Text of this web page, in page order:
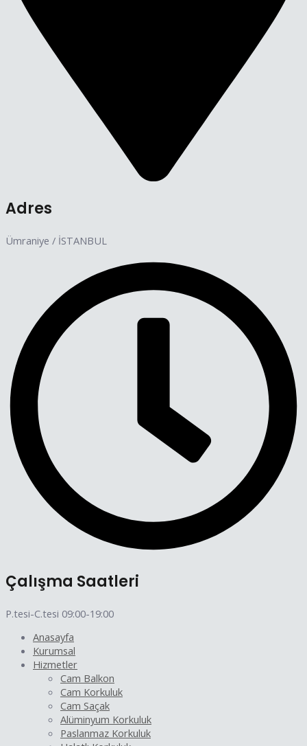
Adres
Ümraniye / İSTANBUL
Çalışma Saatleri
P.tesi-C.tesi 09:00-19:00
Anasayfa
Kurumsal
Hizmetler
Cam Balkon
Cam Korkuluk
Cam Saçak
Alüminyum Korkuluk
Paslanmaz Korkuluk